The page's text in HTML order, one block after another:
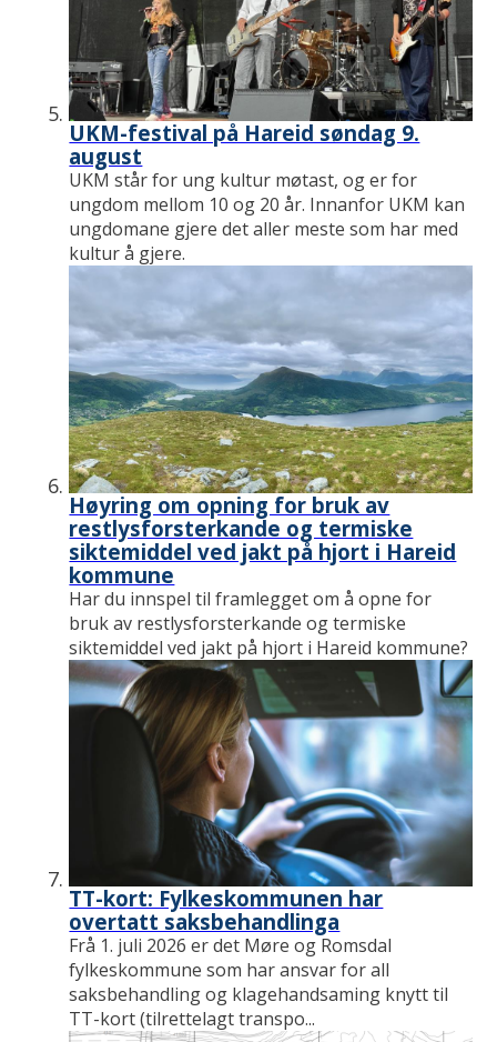
UKM-festival på Hareid søndag 9.
august
UKM står for ung kultur møtast, og er for
ungdom mellom 10 og 20 år. Innanfor UKM kan
ungdomane gjere det aller meste som har med
kultur å gjere.
Høyring om opning for bruk av
restlysforsterkande og termiske
siktemiddel ved jakt på hjort i Hareid
kommune
Har du innspel til framlegget om å opne for
bruk av restlysforsterkande og termiske
siktemiddel ved jakt på hjort i Hareid kommune?
TT-kort: Fylkeskommunen har
overtatt saksbehandlinga
Frå 1. juli 2026 er det Møre og Romsdal
fylkeskommune som har ansvar for all
saksbehandling og klagehandsaming knytt til
TT-kort (tilrettelagt transpo...